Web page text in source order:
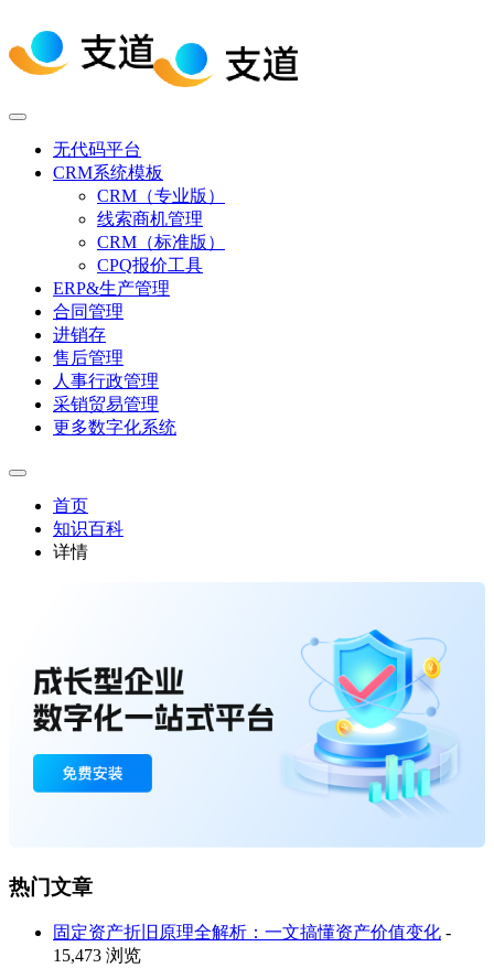
无代码平台
CRM系统模板
CRM（专业版）
线索商机管理
CRM（标准版）
CPQ报价工具
ERP&生产管理
合同管理
进销存
售后管理
人事行政管理
采销贸易管理
更多数字化系统
首页
知识百科
详情
热门文章
固定资产折旧原理全解析：一文搞懂资产价值变化 -
15,473 浏览